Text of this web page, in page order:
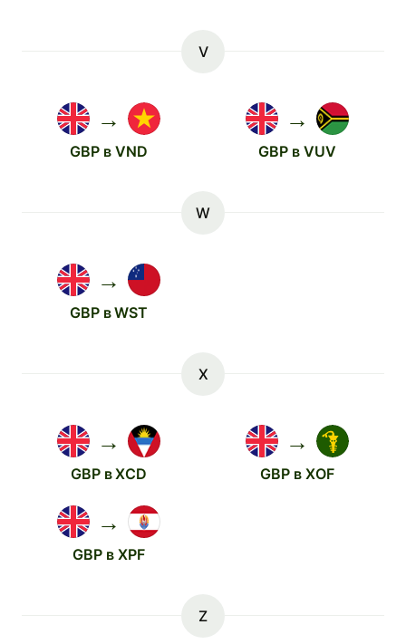
V
→
GBP в VND
→
GBP в VUV
W
→
GBP в WST
X
→
GBP в XCD
→
GBP в XOF
→
GBP в XPF
Z